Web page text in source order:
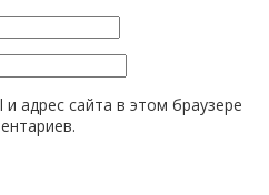
адрес сайта в этом браузере